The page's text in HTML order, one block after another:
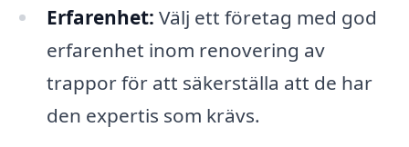
Erfarenhet: Välj ett företag med god
erfarenhet inom renovering av
trappor för att säkerställa att de har
den expertis som krävs.